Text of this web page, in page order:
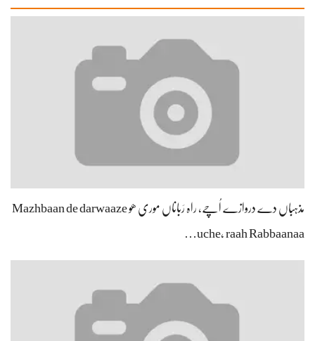
مذہباں دے دروازے اُچے، راہ رَباناں موری ھو Mazhbaan de darwaaze
uche, raah Rabbaanaa…